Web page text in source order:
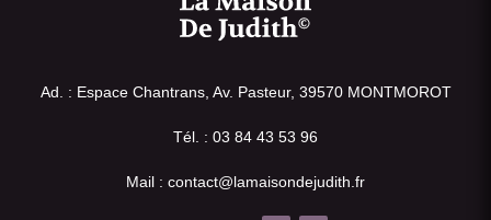
Ad. : Espace Chantrans, Av. Pasteur, 39570 MONTMOROT
Tél. : 03 84 43 53 96
Mail : contact@lamaisondejudith.fr